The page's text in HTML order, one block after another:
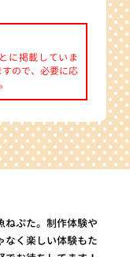
に掲載していま
ので、必要に応
ねぷた。制作体験や
なく楽しい体験もた